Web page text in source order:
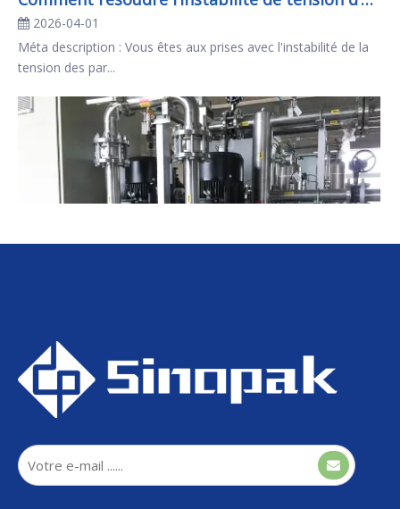
2026-04-01
Méta description : Vous êtes aux prises avec l'instabilité de la
tension des par...
2025-10-20
Dans le paysage énergétique actuel en évolution rapide, les
solutions de qualité...